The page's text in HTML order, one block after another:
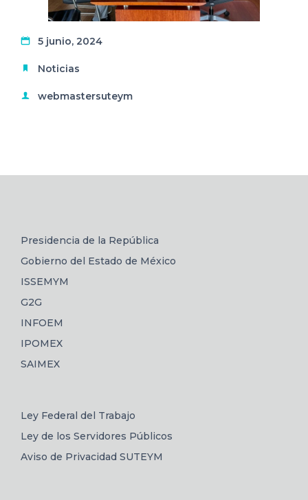
5 junio, 2024
Noticias
webmastersuteym
Presidencia de la República
Gobierno del Estado de México
ISSEMYM
G2G
INFOEM
IPOMEX
SAIMEX
Ley Federal del Trabajo
Ley de los Servidores Públicos
Aviso de Privacidad SUTEYM